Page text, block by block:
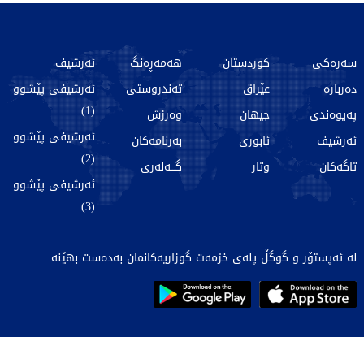
سەرەکی
دەربارە
پەیوەندی
ئەرشیف
تاگەکان
کوردستان
عێراق
جیهان
ئابوری
وتار
هەمەڕەنگ
تەندروستی
وەرزش
بەرنامەکان
گـــەلەری
ئەرشیف
ئەرشیفی پێشوو
(1)
ئەرشیفی پێشوو
(2)
ئەرشیفی پێشوو
(3)
لە ئەپستۆر و گوگڵ پلەی خزمەت گوزاریەکانمان بەدەست بهێنە